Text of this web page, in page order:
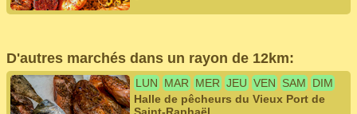
D'autres marchés dans un rayon de 12km:
LUN MAR MER JEU VEN SAM
DIM
Halle de pêcheurs du Vieux Port de